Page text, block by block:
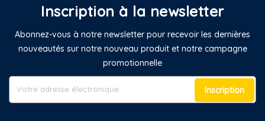
Inscription à la newsletter
Abonnez-vous à notre newsletter pour recevoir les dernières
nouveautés sur notre nouveau produit et notre campagne
promotionnelle
Inscription